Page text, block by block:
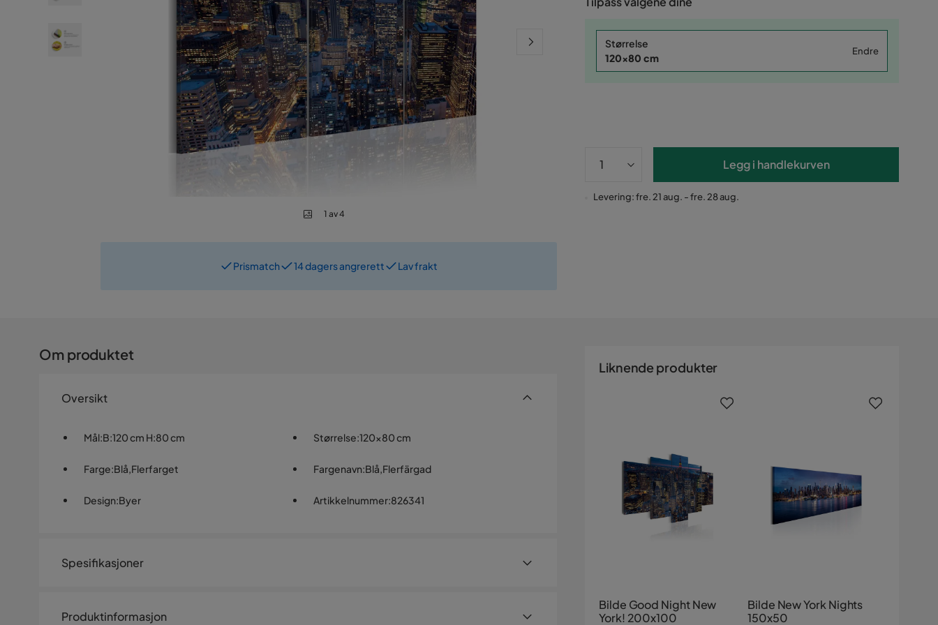
1 av 4
Prismatch 14 dagers angrerett Lav frakt
Størrelse
120x80 cm
Endre
Legg i handlekurven
Levering: fre. 21 aug. - fre. 28 aug.
Om produktet
Oversikt
Mål:B:120 cm H:80 cm Størrelse:120x80 cm
Farge:Blå,Flerfarget Fargenavn:Blå,Flerfärgad
Design:Byer Artikkelnummer:826341
Spesifikasjoner
Størrelse
Produktinformasjon
Liknende produkter
Bilde Good Night New
York! 200x100
Bilde New York Nights
150x50